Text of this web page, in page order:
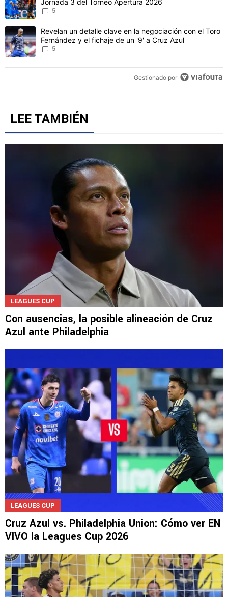
Jornada 3 del Torneo Apertura 2026
5
Un artículo de tendencia con el título "Revelan un detalle clave
Revelan un detalle clave en la negociación con el Toro
Fernández y el fichaje de un '9' a Cruz Azul
5
Gestionado por
LEE TAMBIÉN
LEAGUES CUP
Con ausencias, la posible alineación de Cruz
Azul ante Philadelphia
LEAGUES CUP
Cruz Azul vs. Philadelphia Union: Cómo ver EN
VIVO la Leagues Cup 2026